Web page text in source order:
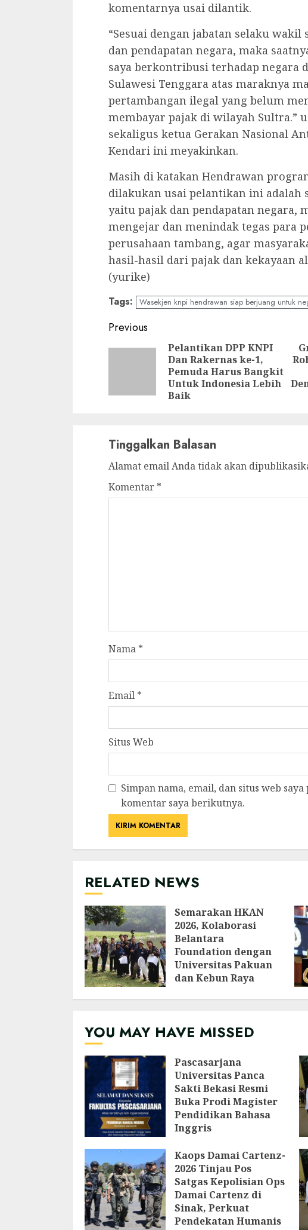
komentarnya usai dilantik.
“Sesuai dengan jabatan selaku wakil
dan pendapatan negara, maka
saya berkontribusi terhadap negara
Sulawesi Tenggara atas maraknya
pertambangan ilegal yang belum
membayar pajak di wilayah Sultra.”
sekaligus ketua Gerakan Nasional
Kendari ini meyakinkan.
Masih di katakan Hendrawan
dilakukan usai pelantikan ini adalah
yaitu pajak dan pendapatan negara,
mengejar dan menindak tegas para
perusahaan tambang, agar
hasil-hasil dari pajak dan kekayaan
(yurike)
Tags: Wasekjen knpi hendrawan siap berjuang untuk
Continue
Reading
Previous
Pelantikan DPP KNPI
Dan Rakernas ke-1,
Pemuda Harus Bangkit
Untuk Indonesia Lebih
Baik
Tinggalkan Balasan
Alamat email Anda tidak akan
Komentar *
Nama *
Email *
Situs Web
Simpan nama, email, dan situs web
komentar saya berikutnya.
RELATED NEWS
Semarakan HKAN
2026, Kolaborasi
Belantara
Foundation dengan
Universitas Pakuan
dan Kebun Raya
Pendataan Fauna-
Bogor
AGUSTUS 3, 2026
YOU MAY HAVE MISSED
Pascasarjana
Universitas Panca
Sakti Bekasi Resmi
Buka Prodi Magister
Pendidikan Bahasa
Inggris
Kaops Damai Cartenz-
2026 Tinjau Pos
Satgas Kepolisian Ops
Damai Cartenz di
Sinak, Perkuat
Pendekatan Humanis